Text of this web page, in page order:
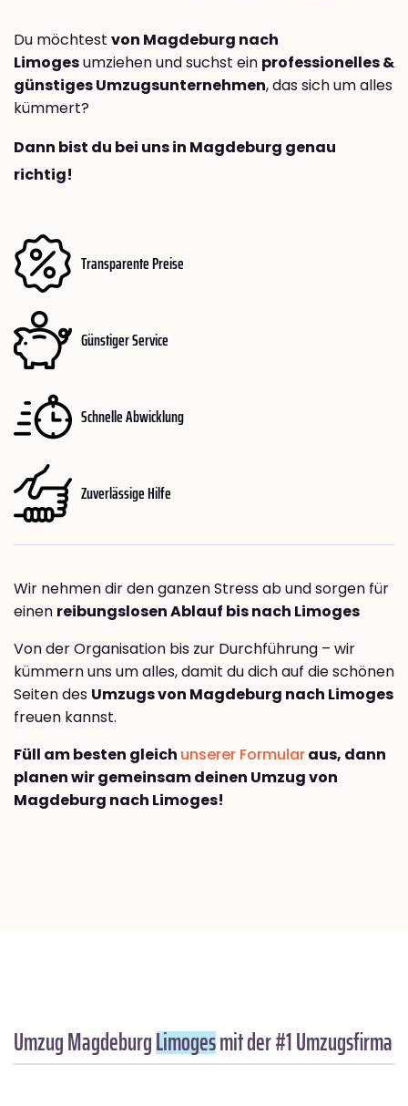
Du möchtest von Magdeburg nach
Limogesumziehen und suchst ein professionelles &
günstiges Umzugsunternehmen, das sich um alles
kümmert?
Dann bist du bei uns in Magdeburg genau
richtig!
Transparente Preise
Günstiger Service
Schnelle Abwicklung
Zuverlässige Hilfe
Wir nehmen dir den ganzen Stress ab und sorgen für
einen reibungslosen Ablauf bis nach Limoges
Von der Organisation bis zur Durchführung – wir
kümmern uns um alles, damit du dich auf die schönen
Seiten des Umzugs von Magdeburg nach Limoges
freuen kannst.
Füll am besten gleich unserer Formularaus, dann
planen wir gemeinsam deinen Umzug von
Magdeburg nach Limoges!
Umzug MagdeburgLimogesmit der #1 Umzugsfirma